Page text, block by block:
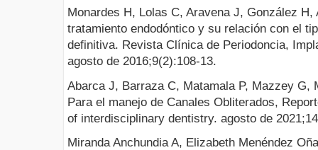
Monardes H, Lolas C, Aravena J, González
tratamiento endodóntico y su relación con el
definitiva. Revista Clínica de Periodoncia,
agosto de 2016;9(2):108-13.
Abarca J, Barraza C, Matamala P, Mazzey G,
Para el manejo de Canales Obliterados,
of interdisciplinary dentistry. agosto de
Miranda Anchundia A, Elizabeth Menéndez